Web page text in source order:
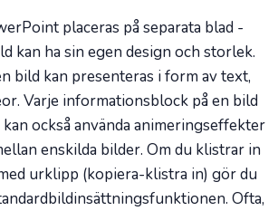
placeras på separata blad -
kan ha sin egen design och storlek.
bild kan presenteras i form av text,
Varje informationsblock på en bild
kan också använda animeringseffekter
enskilda bilder. Om du klistrar in
urklipp (kopiera-klistra in) gör du
Ofta,